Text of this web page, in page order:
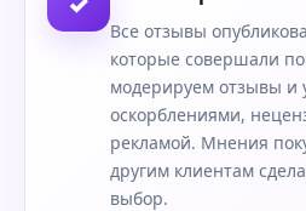
Все отзывы
которые совершали
модерируем отзывы и
оскорблениями,
рекламой. Мнения
другим клиентам
выбор.